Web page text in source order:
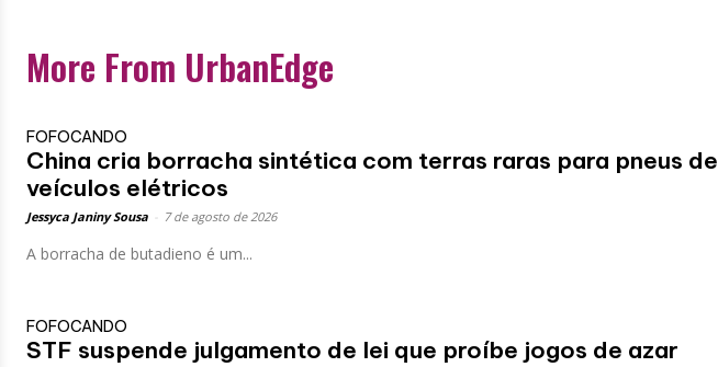
More From UrbanEdge
FOFOCANDO
China cria borracha sintética com terras raras para pneus de
veículos elétricos
Jessyca Janiny Sousa 7 de agosto de 2026
A borracha de butadieno é um...
FOFOCANDO
STF suspende julgamento de lei que proíbe jogos de azar